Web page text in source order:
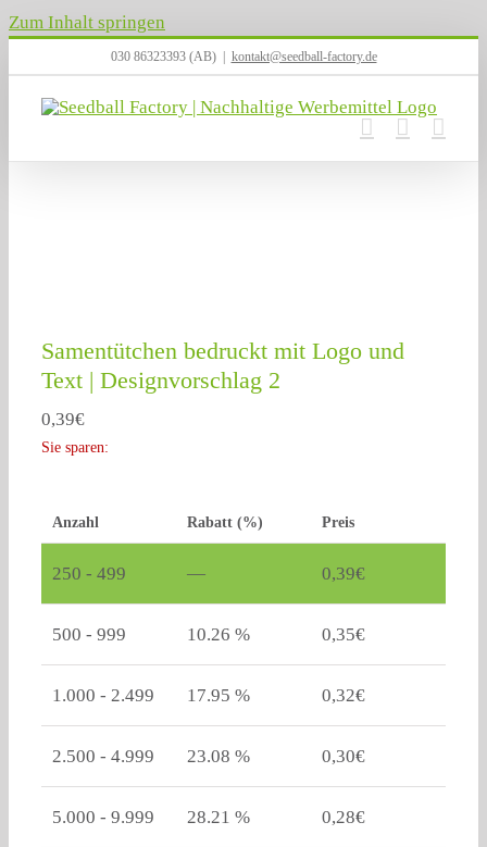
Zum Inhalt springen
030 86323393 (AB) kontakt@seedball-factory.de
Samentütchen bedruckt mit Logo und
Text | Designvorschlag 2
0,39€
Sie sparen:
Anzahl Rabatt (%) Preis
250 - 499 — 0,39€
500 - 999 10.26 % 0,35€
1.000 - 2.499 17.95 % 0,32€
2.500 - 4.999 23.08 % 0,30€
5.000 - 9.999 28.21 % 0,28€